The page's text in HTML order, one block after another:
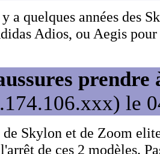
a quelques années des
Adios, ou Aegis
le
Skylon et de Zoom
de ces 2 modèles.